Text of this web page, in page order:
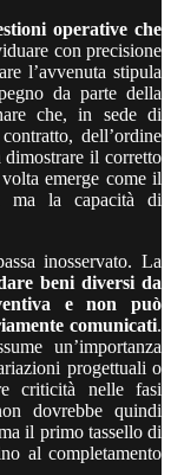
operative che
con precisione
l’avvenuta stipula
da parte della
che, in sede di
dell’ordine
il corretto
emerge come il
ma la capacità di
inosservato. La
beni diversi da
e non può
comunicati.
un’importanza
progettuali o
criticità nelle fasi
dovrebbe quindi
il primo tassello di
al completamento